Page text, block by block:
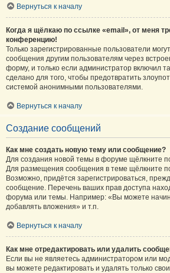
Вернуться к началу
Когда я щёлкаю по ссылке «email», от меня
конференцию!
Только зарегистрированные пользователи
сообщения другим пользователям через
форму, и только если администратор включил
сделано для того, чтобы предотвратить
системой анонимными пользователями.
Вернуться к началу
Создание сообщений
Как мне создать новую тему или сообщение?
Для создания новой темы в форуме щёлкните
Для размещения сообщения в теме щёлкните
Возможно, придётся зарегистрироваться,
сообщение. Перечень ваших прав доступа
форума или темы. Например: «Вы можете
добавлять вложения» и т.п.
Вернуться к началу
Как мне отредактировать или удалить
Если вы не являетесь администратором или
вы можете редактировать и удалять только